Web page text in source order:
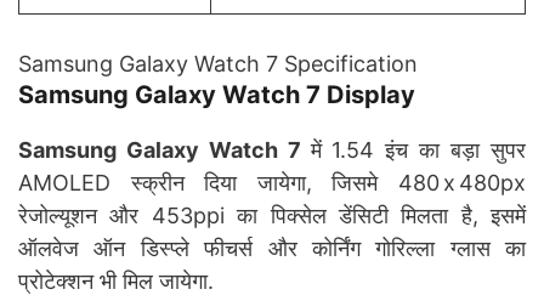
Samsung Galaxy Watch 7 Specification
Samsung Galaxy Watch 7 Display
Samsung Galaxy Watch 7में 1.54 इंच का बड़ा सुपर
AMOLED स्क्रीन दिया जायेगा, जिसमे 480 x 480px
रेजोल्यूशन और 453ppi का पिक्सेल डेंसिटी मिलता है, इसमें
ऑलवेज ऑन डिस्प्ले फीचर्स और कोर्निंग गोरिल्ला ग्लास का
प्रोटेक्शन भी मिल जायेगा.